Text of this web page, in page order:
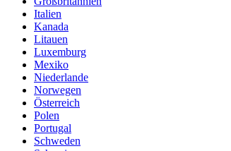
Italien
Kanada
Litauen
Luxemburg
Mexiko
Niederlande
Norwegen
Österreich
Polen
Portugal
Schweden